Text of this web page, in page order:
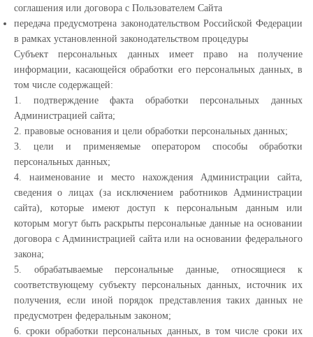
соглашения или договора с Пользователем Сайта
передача предусмотрена законодательством Российской Федерации
в рамках установленной законодательством процедуры
Субъект персональных данных имеет право на получение
информации, касающейся обработки его персональных данных, в
том числе содержащей:
1. подтверждение факта обработки персональных данных
Администрацией сайта;
2. правовые основания и цели обработки персональных данных;
3. цели и применяемые оператором способы обработки
персональных данных;
4. наименование и место нахождения Администрации сайта,
сведения о лицах (за исключением работников Администрации
сайта), которые имеют доступ к персональным данным или
которым могут быть раскрыты персональные данные на основании
договора с Администрацией сайта или на основании федерального
закона;
5. обрабатываемые персональные данные, относящиеся к
соответствующему субъекту персональных данных, источник их
получения, если иной порядок представления таких данных не
предусмотрен федеральным законом;
6. сроки обработки персональных данных, в том числе сроки их